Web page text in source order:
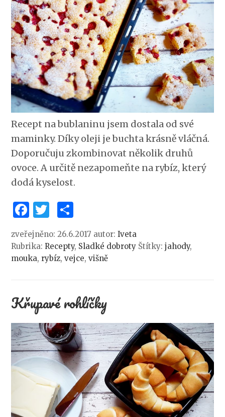
Recept na bublaninu jsem dostala od své
maminky. Díky oleji je buchta krásně vláčná.
Doporučuju zkombinovat několik druhů
ovoce. A určitě nezapomeňte na rybíz, který
dodá kyselost.
Facebook
Twitter
zveřejněno: 26.6.2017 autor:Iveta
Rubrika:Recepty, Sladké dobroty Štítky:jahody,
mouka, rybíz,vejce,višně
Křupavé rohlíčky